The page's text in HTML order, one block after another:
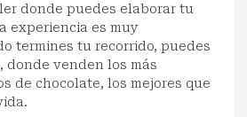
donde puedes elaborar tu
experiencia es muy
termines tu recorrido, puedes
donde venden los más
de chocolate, los mejores que